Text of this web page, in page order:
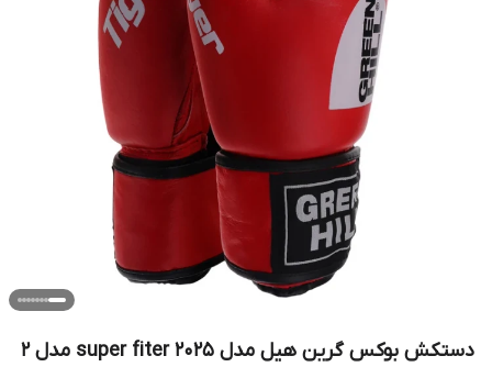
دستکش بوکس گرین هیل مدل super fiter 2025 مدل 2